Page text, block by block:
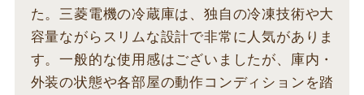
た。三菱電機の冷蔵庫は、独自の冷凍技術や大
容量ながらスリムな設計で非常に人気がありま
す。一般的な使用感はございましたが、庫内・
外装の状態や各部屋の動作コンディションを踏